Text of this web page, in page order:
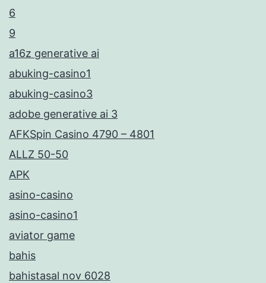
6
9
a16z generative ai
abuking-casino1
abuking-casino3
adobe generative ai 3
AFKSpin Casino 4790 – 4801
ALLZ 50-50
APK
asino-casino
asino-casino1
aviator game
bahis
bahistasal nov 6028